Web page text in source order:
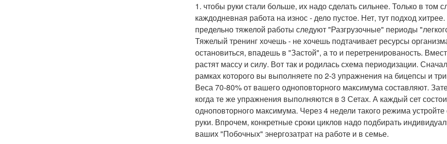
1. чтобы руки стали больше, их надо сделать сильнее. Только в том
каждодневная работа на износ - дело пустое. Нет, тут подход
предельно тяжелой работы следуют "Разгрузочные" периоды
Тяжелый тренинг хочешь - не хочешь подтачивает ресурсы
остановиться, впадешь в "Застой", а то и перетренированость.
растят массу и силу. Вот так и родилась схема периодизации.
рамках которого вы выполняете по 2-3 упражнения на бицепсы и
Веса 70-80% от вашего одноповторного максимума составляют.
когда те же упражнения выполняются в 3 Сетах. А каждый сет
одноповторного максимума. Через 4 недели такого режима
руки. Впрочем, конкретные сроки циклов надо подбирать
ваших "Побочных" энергозатрат на работе и в семье.